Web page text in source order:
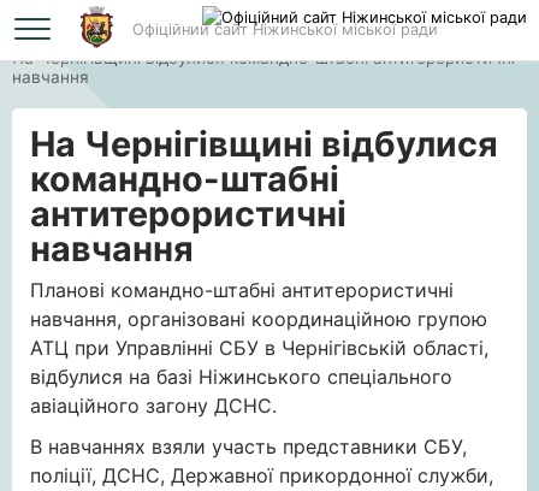
Офіційний сайт Ніжинської міської ради
Головна
На Чернігівщині відбулися командно-штабні антитерористичні
навчання
На Чернігівщині відбулися
командно-штабні
антитерористичні
навчання
Планові командно-штабні антитерористичні
навчання, організовані координаційною групою
АТЦ при Управлінні СБУ в Чернігівській області,
відбулися на базі Ніжинського спеціального
авіаційного загону ДСНС.
В навчаннях взяли участь представники СБУ,
поліції, ДСНС, Державної прикордонної служби,